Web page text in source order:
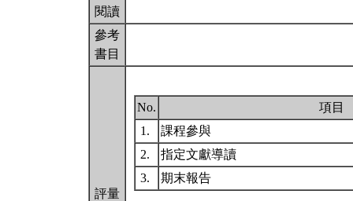
閱讀
參考
書目
評量
No.
項目
1.
課程參與
2.
指定文獻導讀
3.
期末報告